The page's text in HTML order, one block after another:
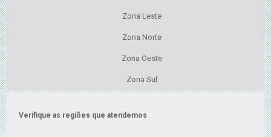
Zona Leste
Zona Norte
Zona Oeste
Zona Sul
Verifique as regiões que atendemos